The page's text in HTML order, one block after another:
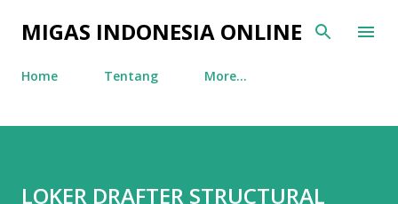
Skip to main content
MIGAS INDONESIA ONLINE
Home Tentang More…
LOKER DRAFTER STRUCTURAL